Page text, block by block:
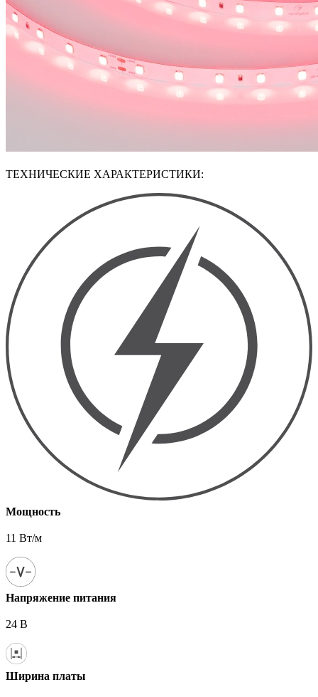
ТЕХНИЧЕСКИЕ ХАРАКТЕРИСТИКИ:
Мощность
11 Вт/м
Напряжение питания
24 В
Ширина платы